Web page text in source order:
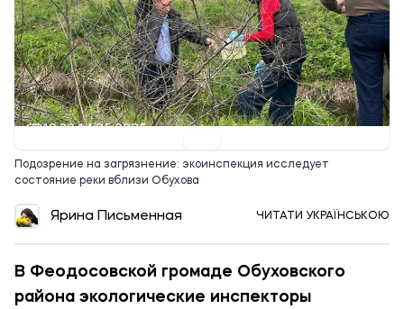
10:30 14.05.2025
Подозрение на загрязнение: экоинспекция исследует
состояние реки вблизи Обухова
Ярина Письменная ЧИТАТИ УКРАЇНСЬКОЮ
В Феодосовской громаде Обуховского
района экологические инспекторы